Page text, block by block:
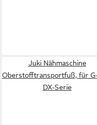
Juki Nähmaschine
Oberstofftransportfuß, für
DX-Serie